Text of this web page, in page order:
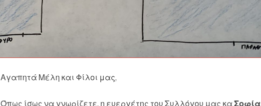
Αγαπητά Μέλη και Φίλοι μας,
Όπως ίσως να γνωρίζετε, η ευεργέτης του Συλλόγου μας κα Σοφία